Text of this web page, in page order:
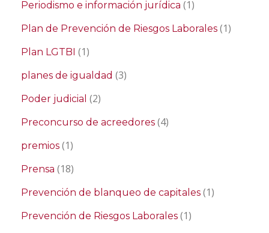
Periodismo e información jurídica (1)
Plan de Prevención de Riesgos Laborales (1)
Plan LGTBI (1)
planes de igualdad (3)
Poder judicial (2)
Preconcurso de acreedores (4)
premios (1)
Prensa (18)
Prevención de blanqueo de capitales (1)
Prevención de Riesgos Laborales (1)